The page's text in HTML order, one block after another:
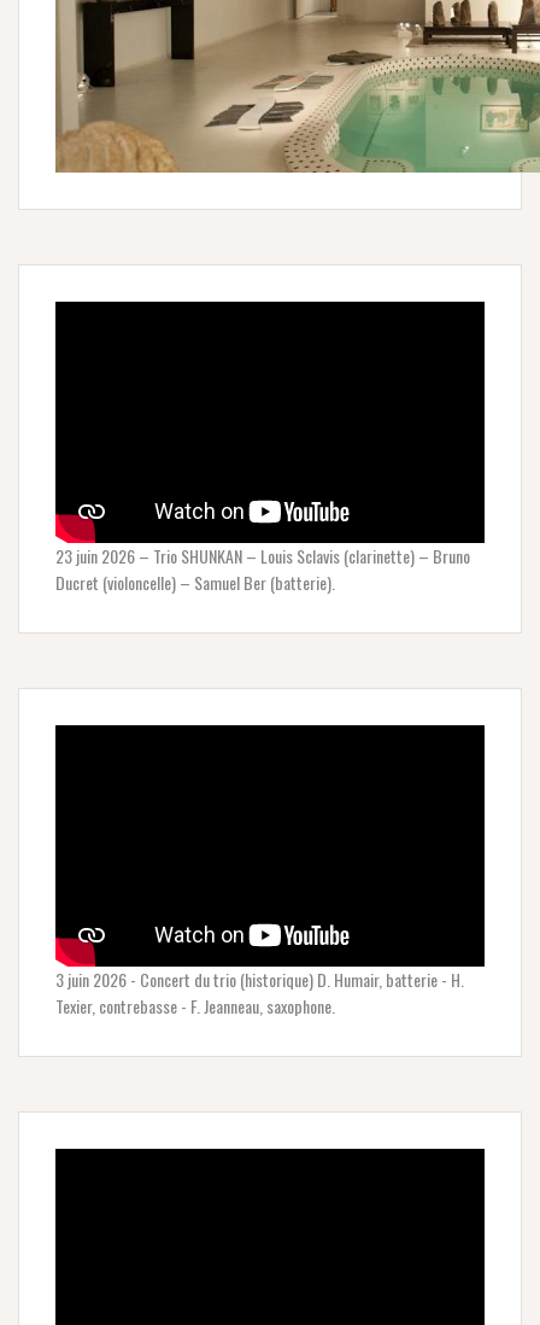
23 juin 2026 – Trio SHUNKAN – Louis Sclavis (clarinette) – Bruno
Ducret (violoncelle) – Samuel Ber (batterie).
3 juin 2026 - Concert du trio (historique) D. Humair, batterie - H.
Texier, contrebasse - F. Jeanneau, saxophone.